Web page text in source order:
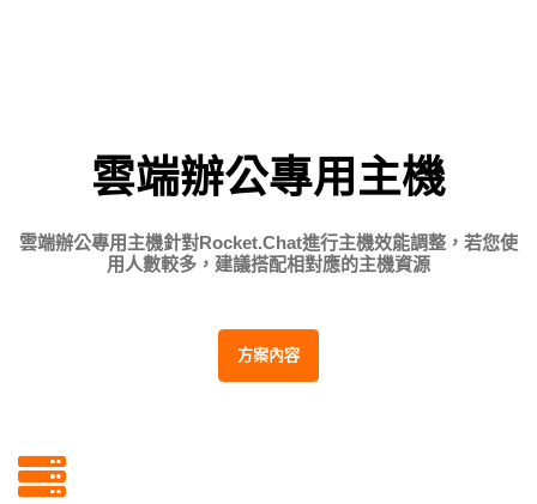
雲端辦公專用主機
雲端辦公專用主機針對Rocket.Chat進行主機效能調整，若您使
用人數較多，建議搭配相對應的主機資源
方案內容